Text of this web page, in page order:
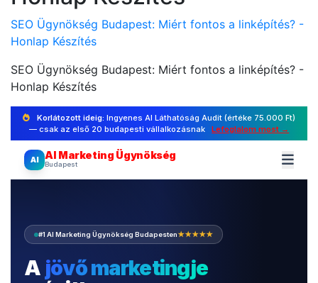
SEO Ügynökség Budapest: Miért fontos a linképítés? -
Honlap Készítés
SEO Ügynökség Budapest: Miért fontos a linképítés? -
Honlap Készítés